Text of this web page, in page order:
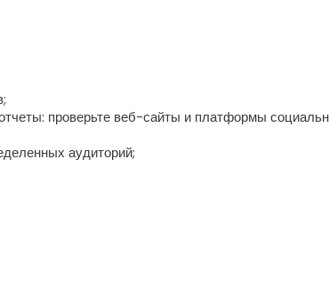
проверьте веб-сайты и платформы
аудиторий;